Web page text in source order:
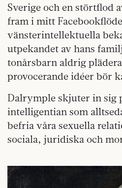
Sverige och en störtflod
fram i mitt
vänsterintellektuella
utpekandet av hans
tonårsbarn aldrig
provocerande idéer bör
Dalrymple skjuter in sig
intelligentian som
befria våra sexuella
sociala, juridiska och